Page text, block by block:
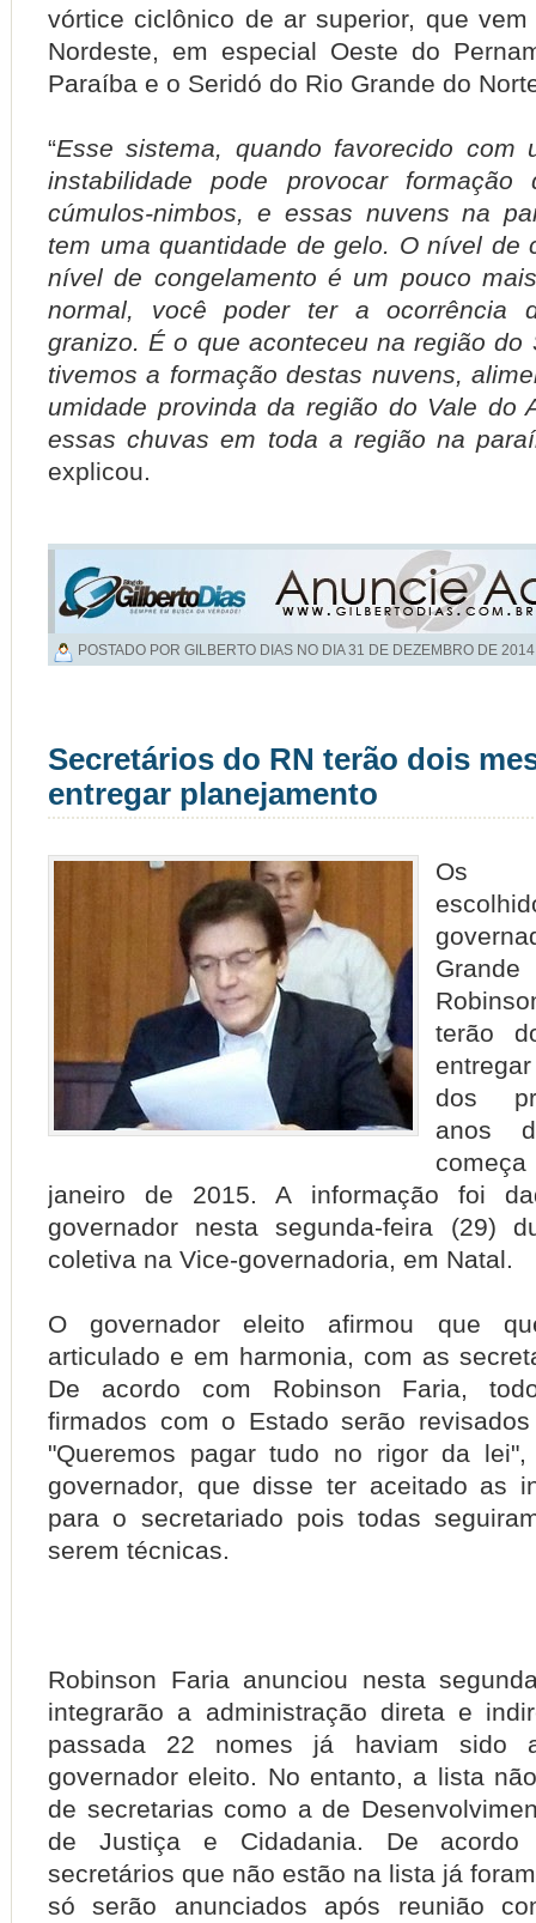
vórtice ciclônico de ar superior, que
Nordeste, em especial Oeste do
Paraíba e o Seridó do Rio Grande do
“Esse sistema, quando favorecido com
instabilidade pode provocar
cúmulos-nimbos, e essas nuvens na
tem uma quantidade de gelo. O nível de
nível de congelamento é um pouco
normal, você poder ter a ocorrência
granizo. É o que aconteceu na região do
tivemos a formação destas nuvens,
umidade provinda da região do Vale do
essas chuvas em toda a região na
explicou.
POSTADO POR GILBERTO DIAS NO DIA31 DE DEZEMBRO DE 2014
Secretários do RN terão dois
entregar planejamento
Os
terão
dos
anos
janeiro de 2015. A informação foi
governador nesta segunda-feira (29)
coletiva na Vice-governadoria, em Natal.
O governador eleito afirmou que
articulado e em harmonia, com as
De acordo com Robinson Faria,
firmados com o Estado serão
"Queremos pagar tudo no rigor da
governador, que disse ter aceitado as
para o secretariado pois todas
serem técnicas.
Robinson Faria anunciou nesta
integrarão a administração direta e
passada 22 nomes já haviam sido
governador eleito. No entanto, a lista
de secretarias como a de
de Justiça e Cidadania. De
secretários que não estão na lista já
só serão anunciados após reunião